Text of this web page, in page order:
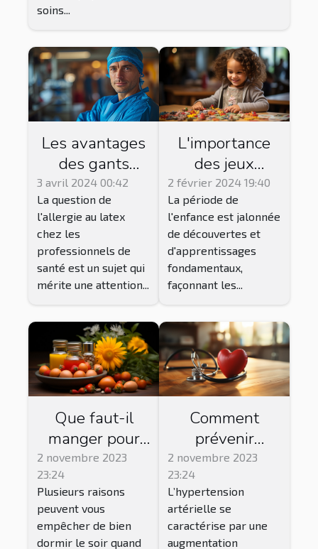
soins...
Les avantages
des gants
nitrile pour les
professionnels
de santé
allergiques au
latex
3 avril 2024 00:42
La question de
l'allergie au latex
chez les
professionnels de
santé est un sujet qui
mérite une attention...
L'importance
des jeux
éducatifs dans
le
développement
cognitif de
l'enfant
2 février 2024 19:40
La période de
l'enfance est jalonnée
de découvertes et
d'apprentissages
fondamentaux,
façonnant les...
Que faut-il
manger pour
bien dormir ?
2 novembre 2023
23:24
Plusieurs raisons
peuvent vous
empêcher de bien
dormir le soir quand
Comment
prévenir
l’hypertension
artérielle ?
2 novembre 2023
23:24
L’hypertension
artérielle se
caractérise par une
augmentation